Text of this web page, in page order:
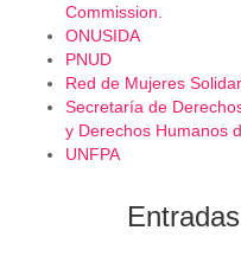
Commission.
ONUSIDA
PNUD
Red de Mujeres
Secretaría de
y Derechos Humanos
UNFPA